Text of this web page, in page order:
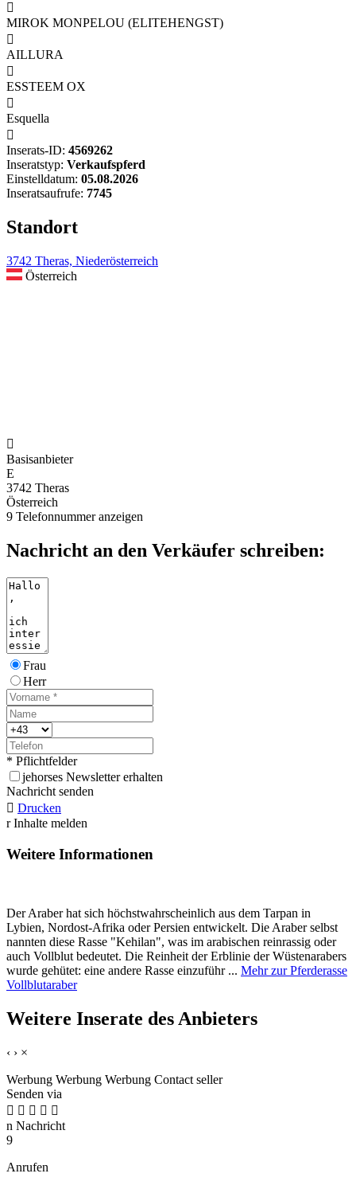

MIROK MONPELOU (ELITEHENGST)

AILLURA

ESSTEEM OX

Esquella

Inserats-ID: 4569262
Inseratstyp: Verkaufspferd
Einstelldatum: 05.08.2026
Inseratsaufrufe: 7745
Standort
3742 Theras, Niederösterreich
Österreich

Basisanbieter
E
3742 Theras
Österreich
9 Telefonnummer anzeigen
Nachricht an den Verkäufer schreiben:
Frau
Herr
* Pflichtfelder
jehorses Newsletter erhalten
Nachricht senden
 Drucken
r Inhalte melden
Weitere Informationen
Der Araber hat sich höchstwahrscheinlich aus dem Tarpan in
Lybien, Nordost-Afrika oder Persien entwickelt. Die Araber selbst
nannten diese Rasse "Kehilan", was im arabischen reinrassig oder
auch Vollblut bedeutet. Die Reinheit der Erblinie der Wüstenarabers
wurde gehütet: eine andere Rasse einzuführ ... Mehr zur Pferderasse
Vollblutaraber
Weitere Inserate des Anbieters
‹ › ×
Werbung Werbung Werbung Contact seller
Senden via
    
n Nachricht
9
Anrufen